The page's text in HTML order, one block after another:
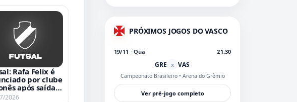
Rafa Felix é
por clube
após saída
2026
PRÓXIMOS JOGOS DO VASCO
19/11 · Qua 21:30
GRE x VAS
Campeonato Brasileiro • Arena do Grêmio
Ver pré-jogo completo